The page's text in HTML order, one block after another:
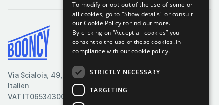
Via Scialoia, 49, Florenz,
Italien
VAT IT06534300485
Bedingungen & Konditionen
Cookie-Richtlinie
Datenschutzrichtlinie
To modify or opt-out of the use of some or
all cookies, go to "Show details" or consult
our Cookie Policy to find out more.
By clicking on “Accept all cookies” you
consent to the use of these cookies. In
compliance with our cookie policy.
STRICTLY NECESSARY
TARGETING